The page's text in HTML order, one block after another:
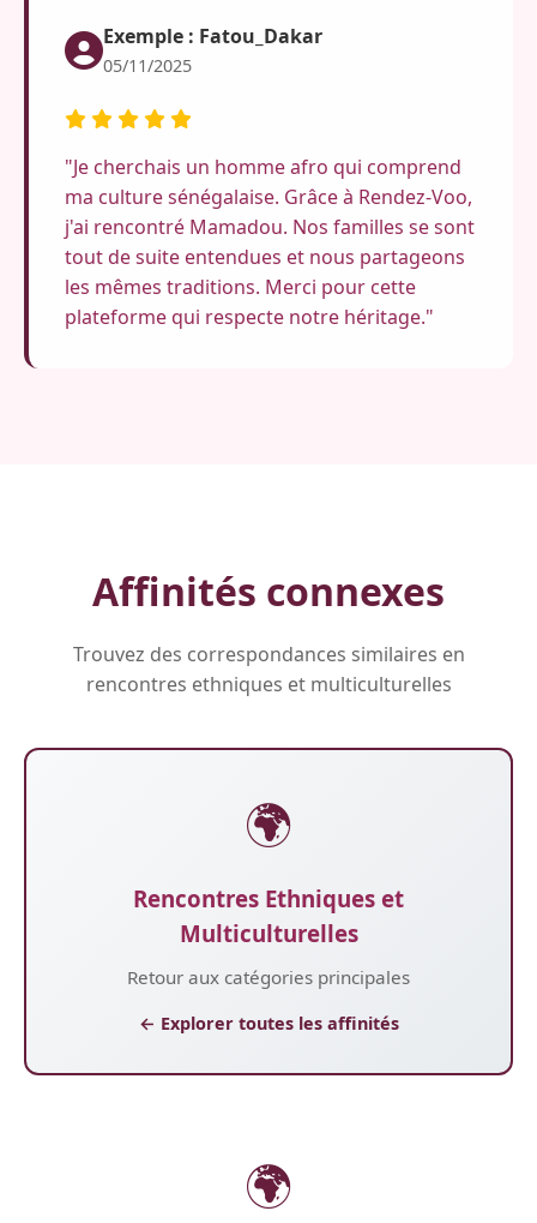
Exemple : Fatou_Dakar
05/11/2025
"Je cherchais un homme afro qui comprend
ma culture sénégalaise. Grâce à Rendez-Voo,
j'ai rencontré Mamadou. Nos familles se sont
tout de suite entendues et nous partageons
les mêmes traditions. Merci pour cette
plateforme qui respecte notre héritage."
Affinités connexes
Trouvez des correspondances similaires en
rencontres ethniques et multiculturelles
🌍
Rencontres Ethniques et
Multiculturelles
Retour aux catégories principales
← Explorer toutes les affinités
🌍